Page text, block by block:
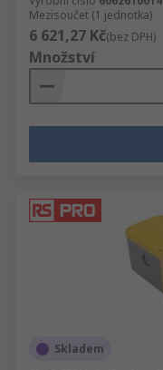
Mezisoučet (1 jednotka)
6 621,27 Kč(bez DPH)
Množství
Skladem